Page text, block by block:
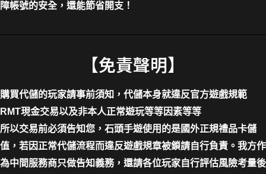
障帳號的安全，還能節省開支！
【免責聲明】
購買代儲的玩家請事前須知，代儲本身就違反官方遊戲規範
RMT現金交易以及非本人正常遊玩等等因素等等
所以交易前必須告知您，石頭手遊使用的是國外正規禮品卡儲
值，若因正常代儲流程而違反遊戲規章被鎖請自行負責。我方作
為中間服務商只做告知義務，還請各位玩家自行評估風險考量後